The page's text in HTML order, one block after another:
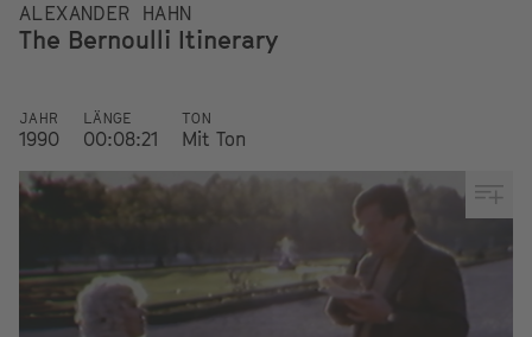
ALEXANDER HAHN
The Bernoulli Itinerary
JAHR
1990
LÄNGE
00:08:21
TON
Mit Ton